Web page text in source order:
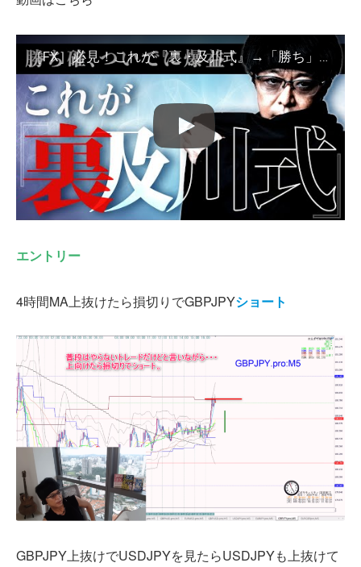
［FX］必見！これが『裏・及川式』→「勝ち」を確定させ、ついでに“爆益”を目論む超贅沢トレード 2023年12月18日※欧州時間トレード
エントリー
4時間MA上抜けたら損切りでGBPJPYショート
GBPJPY上抜けでUSDJPYを見たらUSDJPYも上抜けて